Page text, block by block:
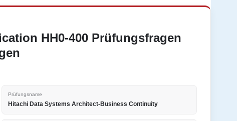
HH0-400 Prüfungsfragen
Prüfungsname
Hitachi Data Systems Architect-Business Continuity